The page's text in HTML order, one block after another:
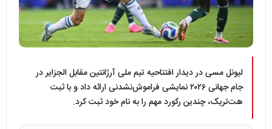
لیونل مسی در دیدار افتتاحیه تیم ملی آرژانتین مقابل الجزایر در
جام جهانی ۲۰۲۶ نمایشی فراموش‌نشدنی ارائه داد و با ثبت
هت‌تریک، چندین رکورد مهم را به نام خود ثبت کرد.